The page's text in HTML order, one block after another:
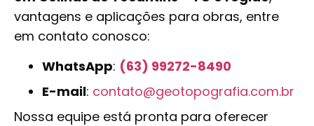
vantagens e aplicações para obras, entre
em contato conosco:
WhatsApp: (63) 99272-8490
E-mail: contato@geotopografia.com.br
Nossa equipe está pronta para oferecer